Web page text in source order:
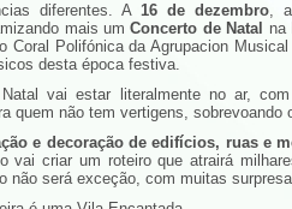
diferentes. A16 de dezembro,
mais umConcerto de Natal na
Coral Polifónica da Agrupacion
desta época festiva.
vai estar literalmente no ar,
quem não tem vertigens, sobrevoando
e decoração de edifícios, ruas e
vai criar um roteiro que atrairá
não será exceção, com muitas